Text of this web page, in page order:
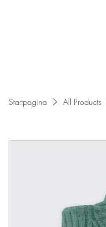
Startpagina All Products